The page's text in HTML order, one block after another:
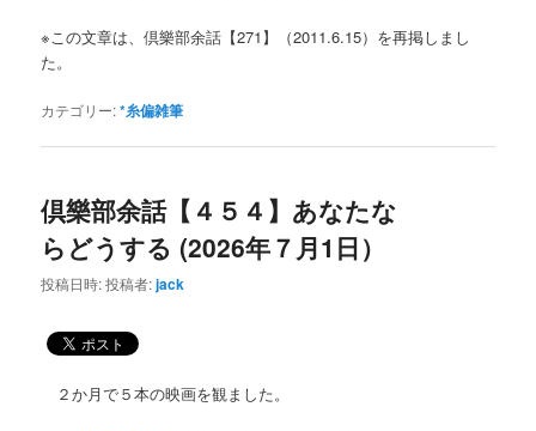
※この文章は、倶樂部余話【271】（2011.6.15）を再掲しまし
た。
カテゴリー:*糸偏雑筆
倶樂部余話【４５４】あなたな
らどうする (2026年７月1日）
投稿日時:投稿者:jack
２か月で５本の映画を観ました。